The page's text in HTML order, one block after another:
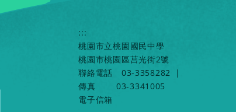
:::
桃園市立桃園國民中學
桃園市桃園區莒光街2號
聯絡電話
03-3358282
|
傳真
03-3341005
電子信箱